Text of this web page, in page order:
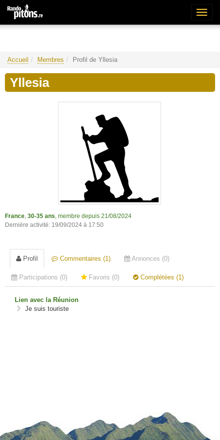
Accueil Membres Profil de Yllesia
Yllesia
France 30-35 ans , membre depuis 21/08/2024
Dernière activité: 19/09/2024 à 17:50
Profil Commentaires (1) Annonces (0)
Participations (0) Favoris (0) Complétées (1)
Lien avec la Réunion
Je suis touriste